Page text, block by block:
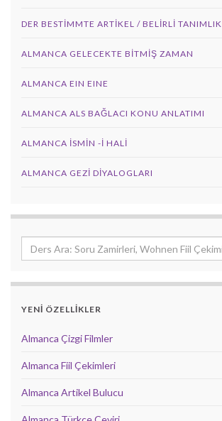
DER BESTIMMTE ARTIKEL / BELIRLI TANIMLIK
ALMANCA GELECEKTE BITMIŞ ZAMAN
ALMANCA EIN EINE
ALMANCA ALS BAĞLACI KONU ANLATIMI
ALMANCA İSMIN -I HALI
ALMANCA GEZI DIYALOGLARI
YENİ ÖZELLİKLER
Almanca Çizgi Filmler
Almanca Fiil Çekimleri
Almanca Artikel Bulucu